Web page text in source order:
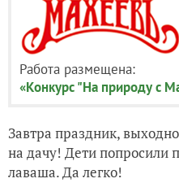
Работа размещена:
«Конкурс "На природу с
Завтра праздник,
на дачу! Дети попросили
лаваша. Да легко!